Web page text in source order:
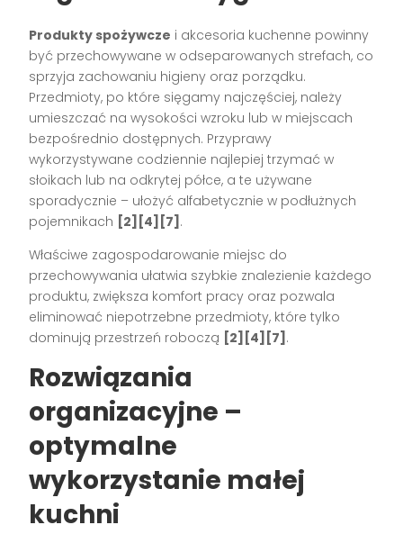
Produkty spożywcze i akcesoria kuchenne powinny
być przechowywane w odseparowanych strefach, co
sprzyja zachowaniu higieny oraz porządku.
Przedmioty, po które sięgamy najczęściej, należy
umieszczać na wysokości wzroku lub w miejscach
bezpośrednio dostępnych. Przyprawy
wykorzystywane codziennie najlepiej trzymać w
słoikach lub na odkrytej półce, a te używane
sporadycznie – ułożyć alfabetycznie w podłużnych
pojemnikach [2][4][7] .
Właściwe zagospodarowanie miejsc do
przechowywania ułatwia szybkie znalezienie każdego
produktu, zwiększa komfort pracy oraz pozwala
eliminować niepotrzebne przedmioty, które tylko
dominują przestrzeń roboczą [2][4][7] .
Rozwiązania
organizacyjne –
optymalne
wykorzystanie małej
kuchni